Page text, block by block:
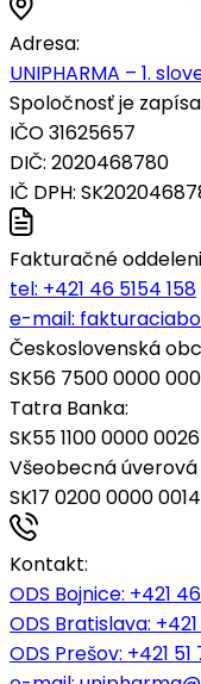
Adresa:
UNIPHARMA – 1.
Spoločnosť je
IČO 31625657
DIČ: 2020468780
IČ DPH:
Fakturačné
tel: +421 46 5154 158
e-mail:
Československá
SK56 7500 0000
Tatra Banka:
SK55 1100 0000
Všeobecná
SK17 0200 0000
Kontakt:
ODS Bojnice: +421
ODS Bratislava:
ODS Prešov: +421 51